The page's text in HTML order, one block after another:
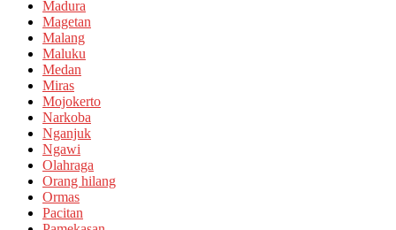
Madura
Magetan
Malang
Maluku
Medan
Miras
Mojokerto
Narkoba
Nganjuk
Ngawi
Olahraga
Orang hilang
Ormas
Pacitan